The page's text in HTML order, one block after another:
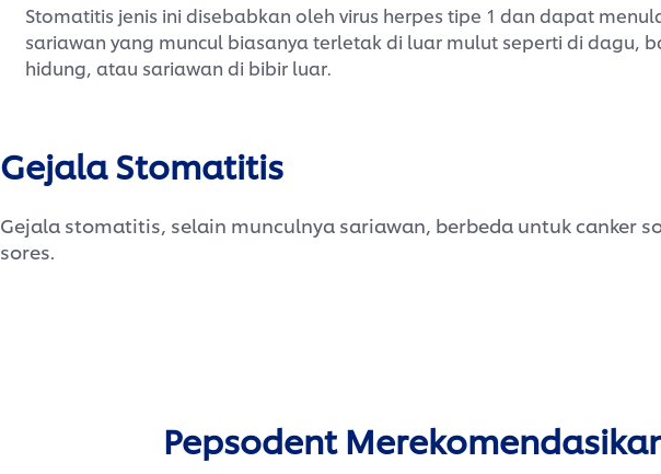
Stomatitis jenis ini disebabkan oleh virus herpes tipe 1 dan dapat
sariawan yang muncul biasanya terletak di luar mulut seperti di dagu,
hidung, atau sariawan di bibir luar.
Gejala Stomatitis
Gejala stomatitis, selain munculnya sariawan, berbeda untuk canker
sores.
Pepsodent